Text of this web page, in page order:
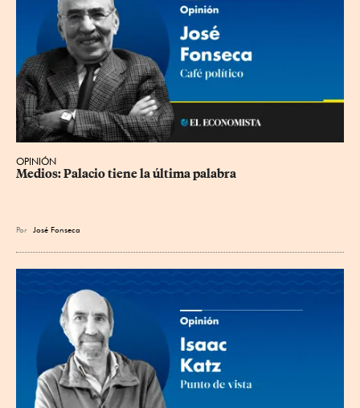
OPINIÓN
Medios: Palacio tiene la última palabra
Por José Fonseca